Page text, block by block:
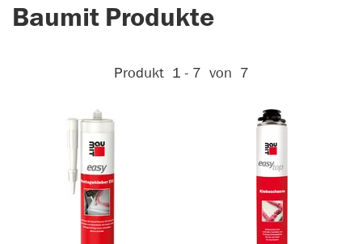
Baumit Produkte
Aktive Filter:
Produkt 1 - 7 von 7